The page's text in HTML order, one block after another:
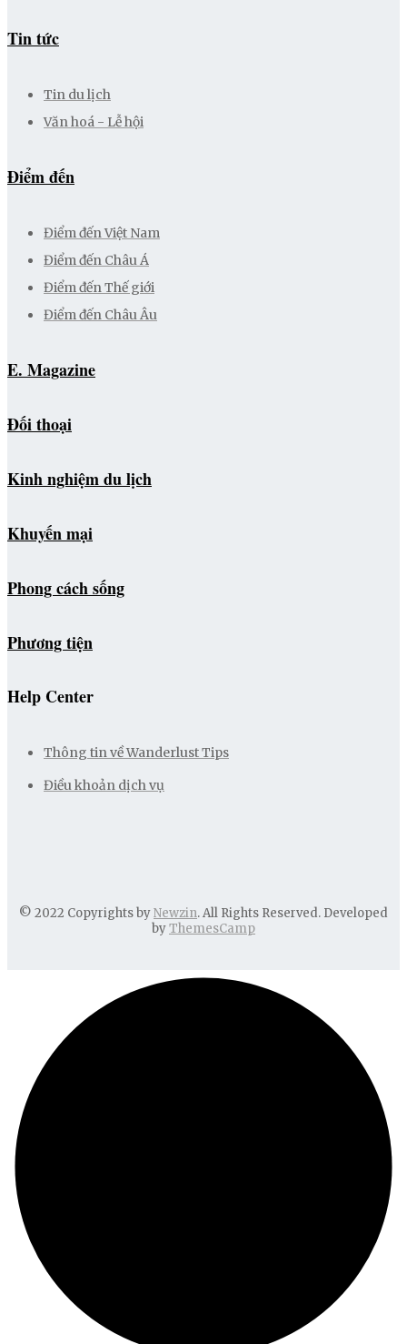
Tin tức
Tin du lịch
Văn hoá - Lễ hội
Điểm đến
Điểm đến Việt Nam
Điểm đến Châu Á
Điểm đến Thế giới
Điểm đến Châu Âu
E. Magazine
Đối thoại
Kinh nghiệm du lịch
Khuyến mại
Phong cách sống
Phương tiện
Help Center
Thông tin về Wanderlust Tips
Điều khoản dịch vụ
© 2022 Copyrights byNewzin. All Rights Reserved. Developed
byThemesCamp